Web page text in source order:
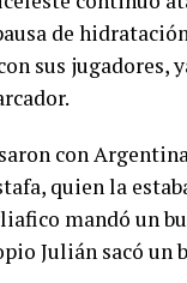
de
sus jugadores,
con
quien la
mandó un
Julián sacó un